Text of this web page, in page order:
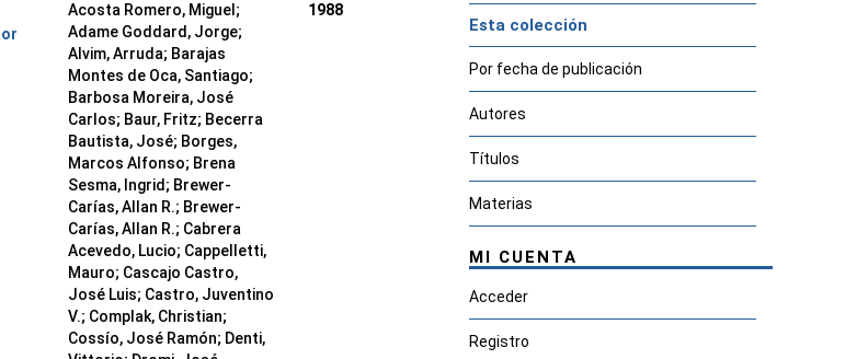
Acosta Romero, Miguel;
Adame Goddard, Jorge;
Alvim, Arruda; Barajas
Montes de Oca, Santiago;
Barbosa Moreira, José
Carlos; Baur, Fritz; Becerra
Bautista, José; Borges,
Marcos Alfonso; Brena
Sesma, Ingrid; Brewer-
Carías, Allan R.; Brewer-
Carías, Allan R.; Cabrera
Acevedo, Lucio; Cappelletti,
Mauro; Cascajo Castro,
José Luis; Castro, Juventino
V.; Complak, Christian;
Cossío, José Ramón; Denti,
1988
Esta colección
Por fecha de publicación
Autores
Títulos
Materias
MI CUENTA
Acceder
Registro